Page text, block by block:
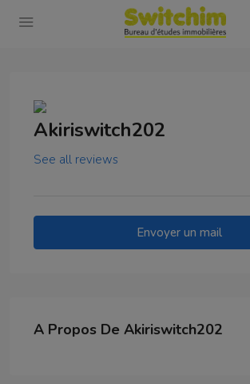
Akiriswitch202
See all reviews
Envoyer un mail
A Propos De Akiriswitch202